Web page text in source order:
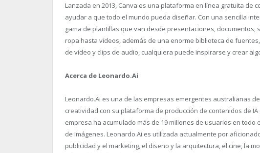
Lanzada en 2013, Canva es una plataforma en línea gratuita de
ayudar a que todo el mundo pueda diseñar. Con una sencilla
gama de plantillas que van desde presentaciones,
ropa hasta videos, además de una enorme biblioteca de
de video y clips de audio, cualquiera puede inspirarse y crear
Acerca de Leonardo.Ai
Leonardo.Ai es una de las empresas emergentes australianas
creatividad con su plataforma de producción de contenidos de
empresa ha acumulado más de 19 millones de usuarios en
de imágenes. Leonardo.Ai es utilizada actualmente por
publicidad y el marketing, el diseño y la arquitectura, el cine, la